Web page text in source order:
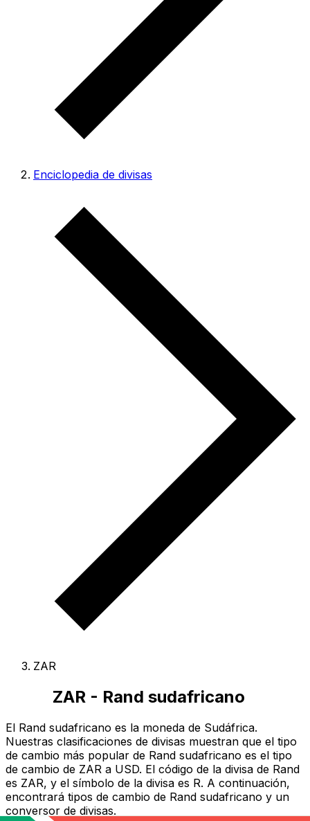
Enciclopedia de divisas
ZAR
ZAR - Rand sudafricano
El Rand sudafricano es la moneda de Sudáfrica.
Nuestras clasificaciones de divisas muestran que el tipo
de cambio más popular de Rand sudafricano es el tipo
de cambio de ZAR a USD. El código de la divisa de Rand
es ZAR, y el símbolo de la divisa es R. A continuación,
encontrará tipos de cambio de Rand sudafricano y un
conversor de divisas.